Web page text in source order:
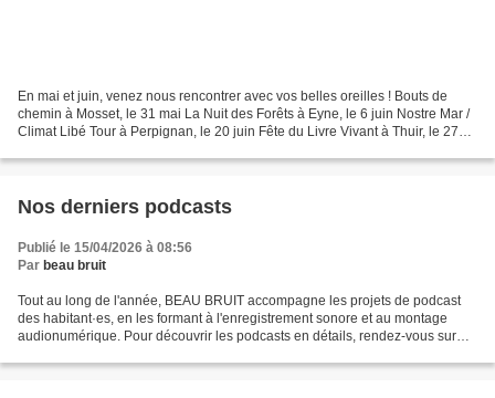
En mai et juin, venez nous rencontrer avec vos belles oreilles ! Bouts de
chemin à Mosset, le 31 mai La Nuit des Forêts à Eyne, le 6 juin Nostre Mar /
Climat Libé Tour à Perpignan, le 20 juin Fête du Livre Vivant à Thuir, le 27
Nos derniers podcasts
Publié le 15/04/2026 à 08:56
Par beau bruit
Tout au long de l'année, BEAU BRUIT accompagne les projets de podcast
des habitant·es, en les formant à l'enregistrement sonore et au montage
audionumérique. Pour découvrir les podcasts en détails, rendez-vous sur